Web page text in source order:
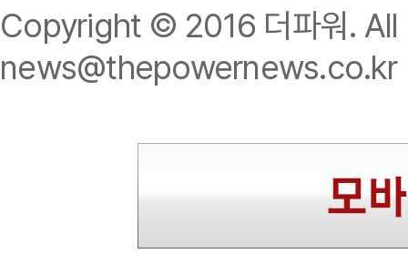
Copyright © 2016 더파워.
news@thepowernews.co.kr